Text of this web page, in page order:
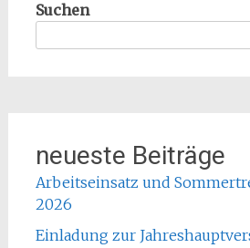
Suchen
neueste Beiträge
Arbeitseinsatz und
2026
Einladung zur